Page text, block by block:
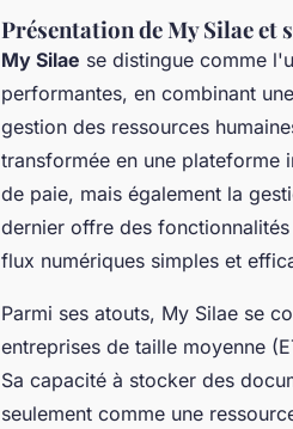
Présentation de My Silae et
My Silae se distingue comme
performantes, en combinant
gestion des ressources
transformée en une plateforme
de paie, mais également la
dernier offre des
flux numériques simples et
Parmi ses atouts, My Silae se
entreprises de taille moyenne
Sa capacité à stocker des
seulement comme une